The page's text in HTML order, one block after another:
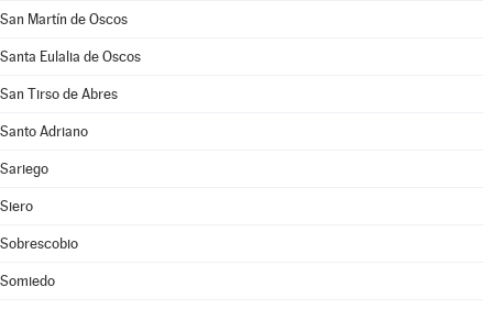
San Martín de Oscos
Santa Eulalia de Oscos
San Tirso de Abres
Santo Adriano
Sariego
Siero
Sobrescobio
Somiedo